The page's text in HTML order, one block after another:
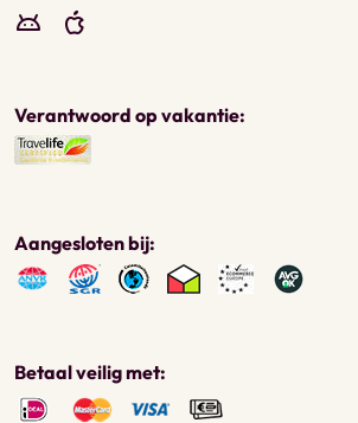
Verantwoord op vakantie:
Aangesloten bij:
Betaal veilig met: